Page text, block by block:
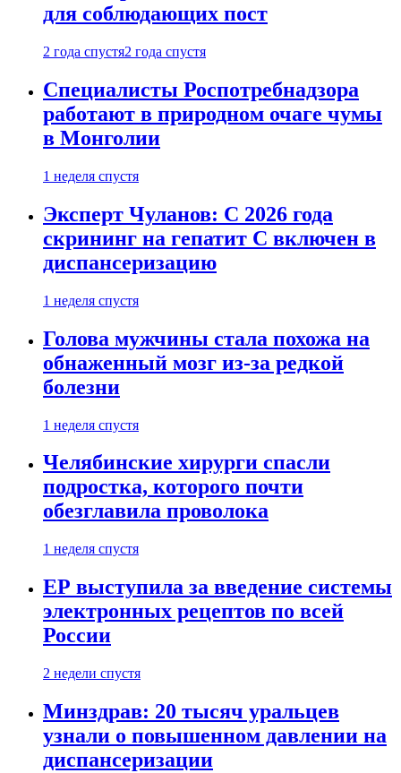
для соблюдающих пост
2 года спустя2 года спустя
Специалисты Роспотребнадзора
работают в природном очаге чумы
в Монголии
1 неделя спустя
Эксперт Чуланов: С 2026 года
скрининг на гепатит С включен в
диспансеризацию
1 неделя спустя
Голова мужчины стала похожа на
обнаженный мозг из-за редкой
болезни
1 неделя спустя
Челябинские хирурги спасли
подростка, которого почти
обезглавила проволока
1 неделя спустя
ЕР выступила за введение системы
электронных рецептов по всей
России
2 недели спустя
Минздрав: 20 тысяч уральцев
узнали о повышенном давлении на
диспансеризации